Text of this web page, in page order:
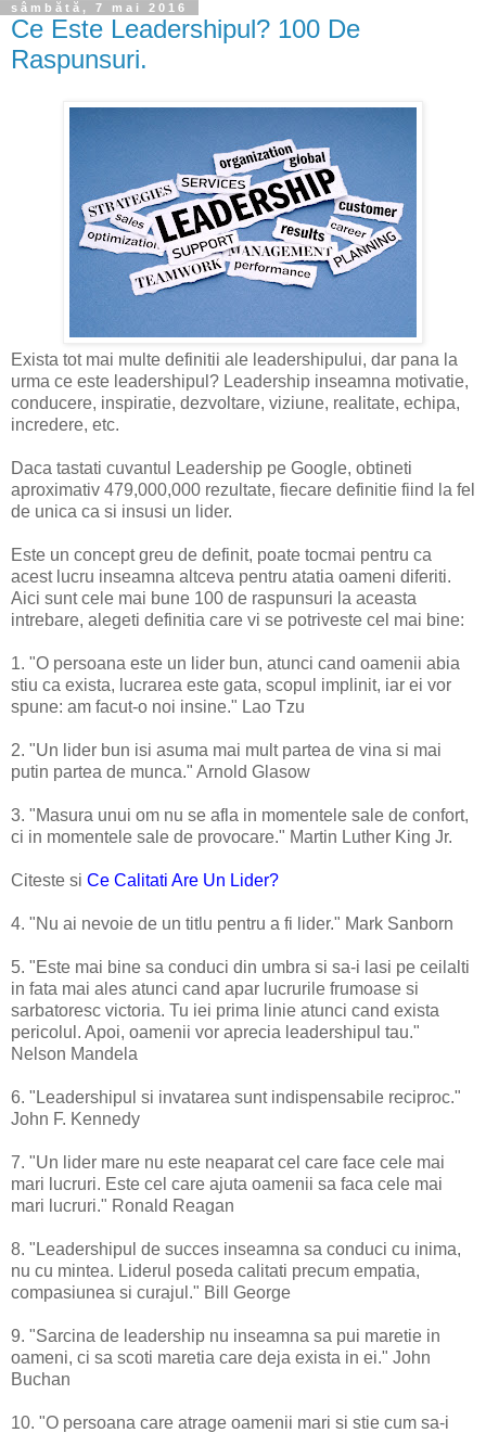
sâmbătă, 7 mai 2016
Ce Este Leadershipul? 100 De
Raspunsuri.
Exista tot mai multe definitii ale leadershipului, dar pana la
urma ce este leadershipul? Leadership inseamna motivatie,
conducere, inspiratie, dezvoltare, viziune, realitate, echipa,
incredere, etc.
Daca tastati cuvantul Leadership pe Google, obtineti
aproximativ 479,000,000 rezultate, fiecare definitie fiind la fel
de unica ca si insusi un lider.
Este un concept greu de definit, poate tocmai pentru ca
acest lucru inseamna altceva pentru atatia oameni diferiti.
Aici sunt cele mai bune 100 de raspunsuri la aceasta
intrebare, alegeti definitia care vi se potriveste cel mai bine:
1. "O persoana este un lider bun, atunci cand oamenii abia
stiu ca exista, lucrarea este gata, scopul implinit, iar ei vor
spune: am facut-o noi insine." Lao Tzu
2. "Un lider bun isi asuma mai mult partea de vina si mai
putin partea de munca." Arnold Glasow
3. "Masura unui om nu se afla in momentele sale de confort,
ci in momentele sale de provocare." Martin Luther King Jr.
Citeste si Ce Calitati Are Un Lider?
4. "Nu ai nevoie de un titlu pentru a fi lider." Mark Sanborn
5. "Este mai bine sa conduci din umbra si sa-i lasi pe ceilalti
in fata mai ales atunci cand apar lucrurile frumoase si
sarbatoresc victoria. Tu iei prima linie atunci cand exista
pericolul. Apoi, oamenii vor aprecia leadershipul tau."
Nelson Mandela
6. "Leadershipul si invatarea sunt indispensabile reciproc."
John F. Kennedy
7. "Un lider mare nu este neaparat cel care face cele mai
mari lucruri. Este cel care ajuta oamenii sa faca cele mai
mari lucruri." Ronald Reagan
8. "Leadershipul de succes inseamna sa conduci cu inima,
nu cu mintea. Liderul poseda calitati precum empatia,
compasiunea si curajul." Bill George
9. "Sarcina de leadership nu inseamna sa pui maretie in
oameni, ci sa scoti maretia care deja exista in ei." John
Buchan
10. "O persoana care atrage oamenii mari si stie cum sa-i